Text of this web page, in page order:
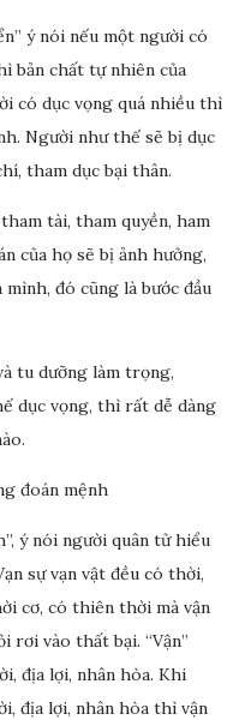
ý nói nếu một người có
bản chất tự nhiên của
có dục vọng quá nhiều thì
Người như thế sẽ bị dục
tham dục bại thân.
tài, tham quyền, ham
của họ sẽ bị ảnh hưởng,
đó cũng là bước đầu
tu dưỡng làm trọng,
dục vọng, thì rất dễ dàng
đoán mệnh
ý nói người quân tử hiểu
sự vạn vật đều có thời,
cơ, có thiên thời mà vận
rơi vào thất bại. “Vận”
địa lợi, nhân hòa. Khi
địa lợi, nhân hòa thì vận